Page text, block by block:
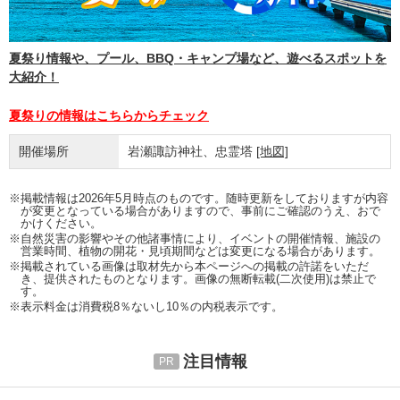
夏祭り情報や、プール、BBQ・キャンプ場など、遊べるスポットを
大紹介！
夏祭りの情報はこちらからチェック
開催場所 岩瀬諏訪神社、忠霊塔 [地図]
※掲載情報は2026年5月時点のものです。随時更新をしておりますが内容
が変更となっている場合がありますので、事前にご確認のうえ、おで
かけください。
※自然災害の影響やその他諸事情により、イベントの開催情報、施設の
営業時間、植物の開花・見頃期間などは変更になる場合があります。
※掲載されている画像は取材先から本ページへの掲載の許諾をいただ
き、提供されたものとなります。画像の無断転載(二次使用)は禁止で
す。
※表示料金は消費税8％ないし10％の内税表示です。
注目情報